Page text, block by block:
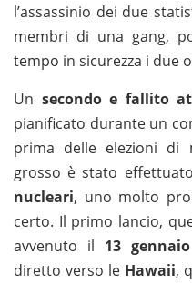
l’assassinio dei due
membri di una gang,
tempo in sicurezza i due
Un secondo e fallito
pianificato durante un
prima delle elezioni di
grosso è stato
nucleari, uno molto
certo. Il primo lancio,
avvenuto il 13
diretto verso le Hawaii,